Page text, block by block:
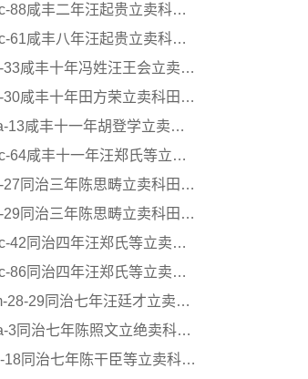
咸丰二年汪起贵立卖科田文契
咸丰八年汪起贵立卖科田文契
咸丰十年冯姓汪王会立卖科田文契
咸丰十年田方荣立卖科田文契
咸丰十一年胡登学立卖水田文契
咸丰十一年汪郑氏等立卖科田文契
同治三年陈思畴立卖科田文契
同治三年陈思畴立卖科田文契
同治四年汪郑氏等立卖科田文契
同治四年汪郑氏等立卖科田文契
29同治七年汪廷才立卖科田陆地文契
同治七年陈照文立绝卖科田文契
同治七年陈干臣等立卖科田文契